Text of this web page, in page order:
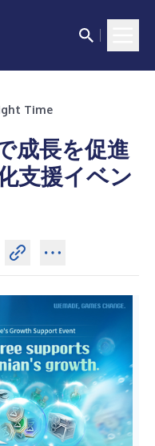
Time
成長を促進
支援イベン